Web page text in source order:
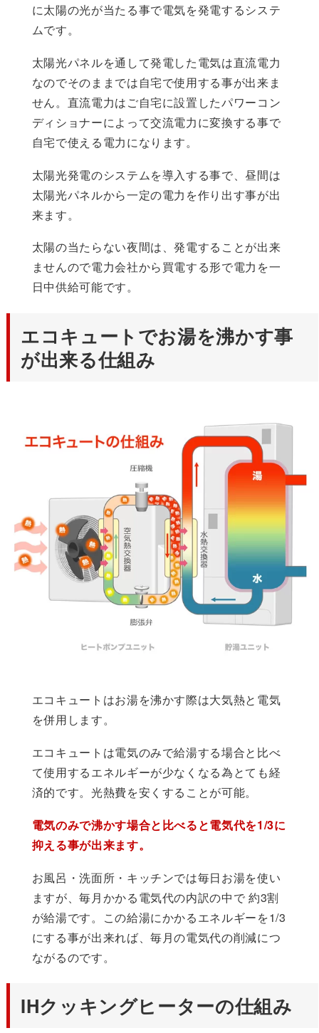
に太陽の光が当たる事で電気を発電するシステ
ムです。
太陽光パネルを通して発電した電気は直流電力
なのでそのままでは自宅で使用する事が出来ま
せん。直流電力はご自宅に設置したパワーコン
ディショナーによって交流電力に変換する事で
自宅で使える電力になります。
太陽光発電のシステムを導入する事で、昼間は
太陽光パネルから一定の電力を作り出す事が出
来ます。
太陽の当たらない夜間は、発電することが出来
ませんので電力会社から買電する形で電力を一
日中供給可能です。
エコキュートでお湯を沸かす事
が出来る仕組み
エコキュートはお湯を沸かす際は大気熱と電気
を併用します。
エコキュートは電気のみで給湯する場合と比べ
て使用するエネルギーが少なくなる為とても経
済的です。光熱費を安くすることが可能。
電気のみで沸かす場合と比べると電気代を1/3に
抑える事が出来ます。
お風呂・洗面所・キッチンでは毎日お湯を使い
ますが、毎月かかる電気代の内訳の中で 約3割
が給湯です。この給湯にかかるエネルギーを1/3
にする事が出来れば、毎月の電気代の削減につ
ながるのです。
IHクッキングヒーターの仕組み